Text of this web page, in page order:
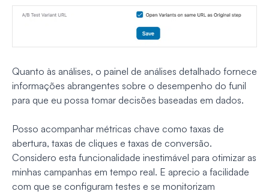
Quanto às análises, o painel de análises detalhado fornece
informações abrangentes sobre o desempenho do funil
para que eu possa tomar decisões baseadas em dados.
Posso acompanhar métricas chave como taxas de
abertura, taxas de cliques e taxas de conversão.
Considero esta funcionalidade inestimável para otimizar as
minhas campanhas em tempo real. E aprecio a facilidade
com que se configuram testes e se monitorizam